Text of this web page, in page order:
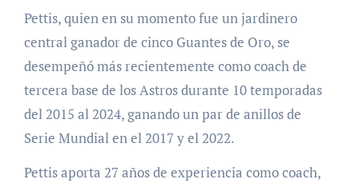
Pettis, quien en su momento fue un jardinero
central ganador de cinco Guantes de Oro, se
desempeñó más recientemente como coach de
tercera base de los Astros durante 10 temporadas
del 2015 al 2024, ganando un par de anillos de
Serie Mundial en el 2017 y el 2022.
Pettis aporta 27 años de experiencia como coach,